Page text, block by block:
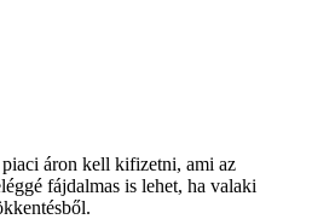
áron kell kifizetni, ami az
fájdalmas is lehet, ha valaki